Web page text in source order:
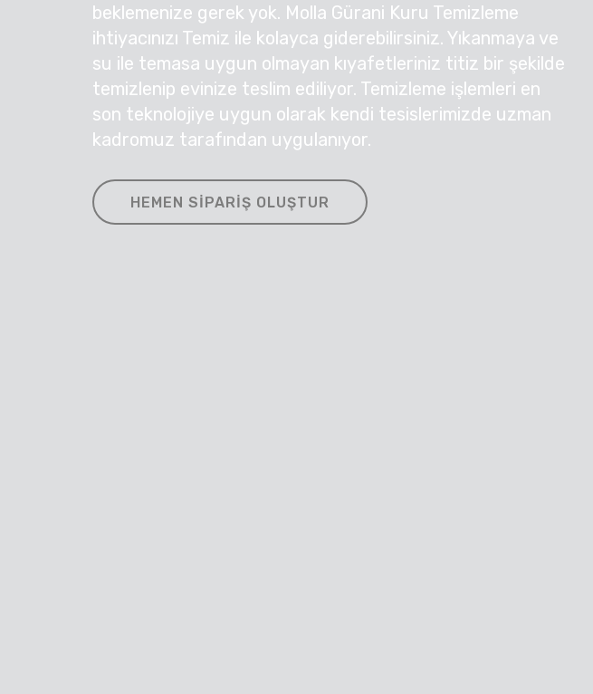
beklemenize gerek yok. Molla Gürani Kuru Temizleme
ihtiyacınızı Temiz ile kolayca giderebilirsiniz. Yıkanmaya ve
su ile temasa uygun olmayan kıyafetleriniz titiz bir şekilde
temizlenip evinize teslim ediliyor. Temizleme işlemleri en
son teknolojiye uygun olarak kendi tesislerimizde uzman
kadromuz tarafından uygulanıyor.
HEMEN SIPARIŞ OLUŞTUR